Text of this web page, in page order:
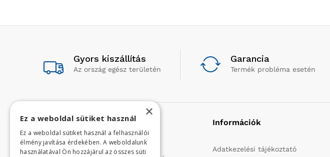
Gyors kiszállítás
Az ország egész területén
Garancia
Termék probléma esetén
Rólunk
Profilunk a mezőgazdasági, kerti
Információk
Adatkezelési tájékoztató
×
Ez a weboldal sütiket használ
Ez a weboldal sütiket használ a felhasználói
élmény javítása érdekében. A weboldalunk
használatával Ön hozzájárul az összes süti